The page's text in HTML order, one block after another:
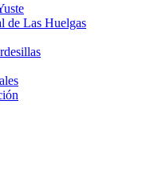
de Las Huelgas